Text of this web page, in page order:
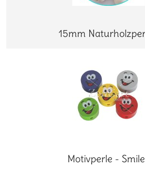
15mm
Motivperle -